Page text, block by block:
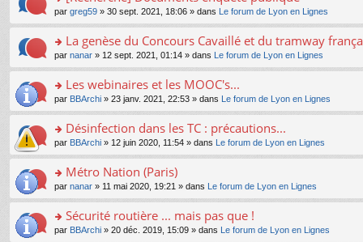
ré
c
e
nt
pl
u
s
ré
c
e
nt
n
le
pl
u
s
ré
c
e
nt
a
g
e
n
n
le
pl
u
s
ré
c
e
nt
e
s
a
g
e
n
n
le
pl
u
s
ré
c
e
nt
ult
er
le
m
e
s
a
g
e
n
n
le
pl
u
s
ré
c
o
n
s
ult
er
le
m
e
s
a
g
e
n
n
le
pl
par greg59 » 30 sept. 2021, 18:06 » dans Le forum de Lyon en Lignes
o
n
s
ult
er
le
m
e
s
a
g
e
n
n
La genèse du Concours Cavaillé et du tramway
par nanar » 12 sept. 2021, 01:14 » dans Le forum de Lyon en Lignes
o
n
s
ult
er
le
m
e
s
a
g
Les webinaires et les MOOC's...
par BBArchi » 23 janv. 2021, 22:53 » dans Le forum de Lyon en Lignes
o
n
s
ult
er
le
m
e
s
Désinfection dans les TC : précautions...
par BBArchi » 12 juin 2020, 11:54 » dans Le forum de Lyon en Lignes
o
n
s
ult
er
Métro Nation (Paris)
par nanar » 11 mai 2020, 19:21 » dans Le forum de Lyon en Lignes
o
Sécurité routière ... mais pas que !
par BBArchi » 20 déc. 2019, 15:09 » dans Le forum de Lyon en Lignes